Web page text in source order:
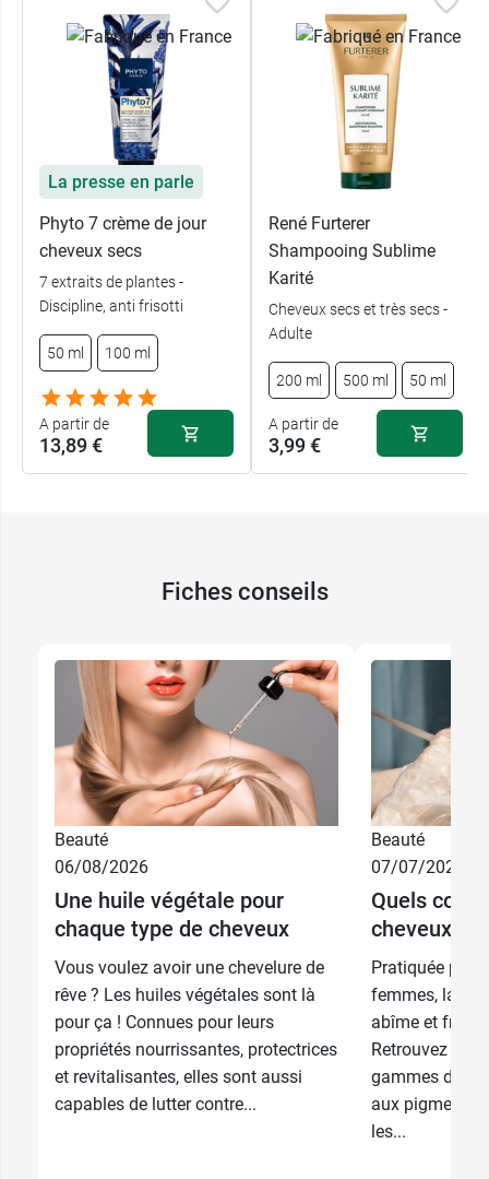
La presse en parle
Phyto 7 crème de jour
cheveux secs
7 extraits de plantes -
Discipline, anti frisotti
50 ml 100 ml
A partir de
13,89 €
50 ml
100 ml 17,49 €
René Furterer
Shampooing Sublime
Karité
Cheveux secs et très secs -
Adulte
200 ml 500 ml 50 ml
A partir de
3,99 €
200 ml 12,59 €
18,99 €
50 ml 3,99 €
Fiches conseils
Beauté
06/08/2026
Une huile végétale pour
chaque type de cheveux
Vous voulez avoir une chevelure de
rêve ? Les huiles végétales sont là
pour ça ! Connues pour leurs
propriétés nourrissantes, protectrices
et revitalisantes, elles sont aussi
capables de lutter contre...
Beauté
07/07/2026
Quels
cheveux
Pratiquée par
femmes, la
abîme et
Retrouvez sur
gammes de
aux pigments
les...